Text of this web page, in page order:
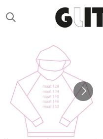
direct
hoofdinhoud